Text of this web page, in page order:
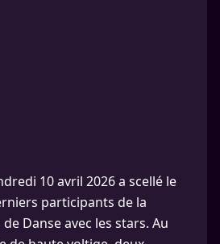
10 avril 2026 a scellé le
participants de la
Danse avec les stars. Au